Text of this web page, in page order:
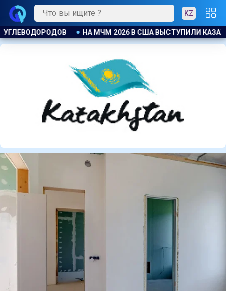
KZ
КАЗАХСТАНСКИЕ БАРЬЕРИСТЫ ЕСЛИ НЕ